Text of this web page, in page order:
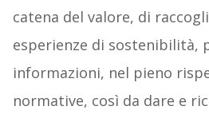
catena del valore, di
esperienze di sostenibilità,
informazioni, nel pieno
normative, così da dare e